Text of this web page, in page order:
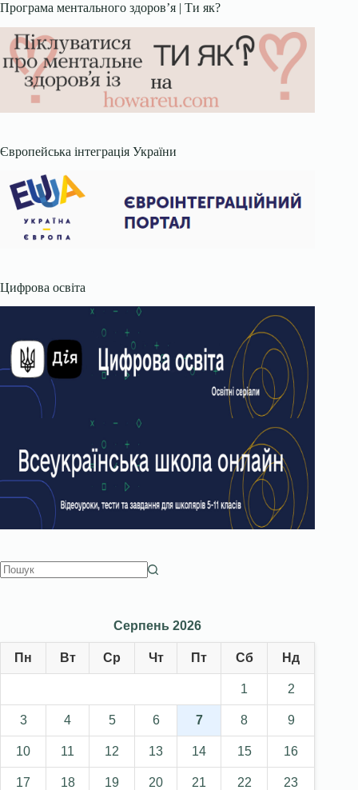
Програма ментального здоров’я | Ти як?
Європейська інтеграція України
Цифрова освіта
Серпень 2026
Пн Вт Ср Чт Пт Сб Нд
1 2
3 4 5 6 7 8 9
10 11 12 13 14 15 16
17 18 19 20 21 22 23